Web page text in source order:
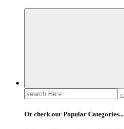
Search
for:
Or check our Popular Categories...